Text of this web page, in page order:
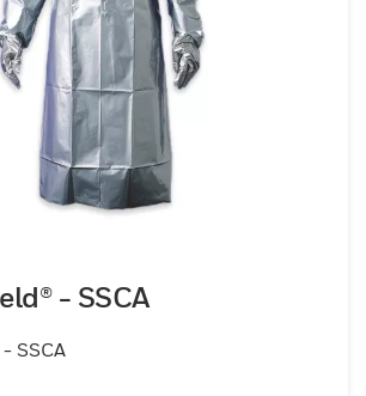
- SSCA
SSCA